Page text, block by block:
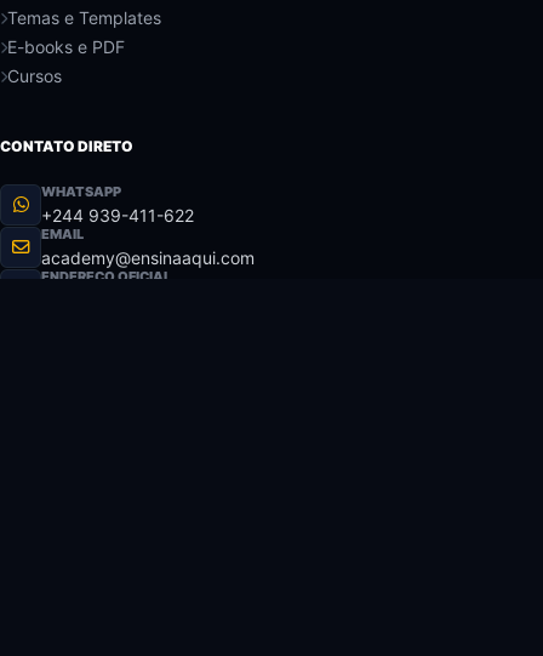
Temas e Templates
E-books e PDF
Cursos
CONTATO DIRETO
WHATSAPP
+244 939-411-622
EMAIL
academy@ensinaaqui.com
ENDEREÇO OFICIAL